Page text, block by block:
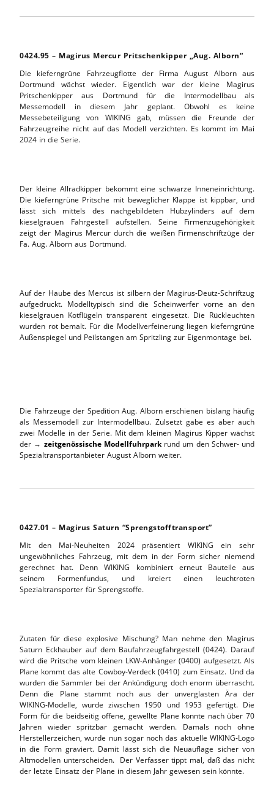
0424.95 – Magirus Mercur Pritschenkipper „Aug. Alborn“
Die kieferngrüne Fahrzeugflotte der Firma August Alborn aus
Dortmund wächst wieder. Eigentlich war der kleine Magirus
Pritschenkipper aus Dortmund für die Intermodellbau als
Messemodell in diesem Jahr geplant. Obwohl es keine
Messebeteiligung von WIKING gab, müssen die Freunde der
Fahrzeugreihe nicht auf das Modell verzichten. Es kommt im Mai
2024 in die Serie.
Der kleine Allradkipper bekommt eine schwarze Inneneinrichtung.
Die kieferngrüne Pritsche mit beweglicher Klappe ist kippbar, und
lässt sich mittels des nachgebildeten Hubzylinders auf dem
kieselgrauen Fahrgestell aufstellen. Seine Firmenzugehörigkeit
zeigt der Magirus Mercur durch die weißen Firmenschriftzüge der
Fa. Aug. Alborn aus Dortmund.
Auf der Haube des Mercus ist silbern der Magirus-Deutz-Schriftzug
aufgedruckt. Modelltypisch sind die Scheinwerfer vorne an den
kieselgrauen Kotflügeln transparent eingesetzt. Die Rückleuchten
wurden rot bemalt. Für die Modellverfeinerung liegen kieferngrüne
Außenspiegel und Peilstangen am Spritzling zur Eigenmontage bei.
Die Fahrzeuge der Spedition Aug. Alborn erschienen bislang häufig
als Messemodell zur Intermodellbau. Zulsetzt gabe es aber auch
zwei Modelle in der Serie. Mit dem kleinen Magirus Kipper wächst
der → zeitgenössische Modellfuhrparkrund um den Schwer- und
Spezialtransportanbieter August Alborn weiter.
0427.01 – Magirus Saturn “Sprengstofftransport”
Mit den Mai-Neuheiten 2024 präsentiert WIKING ein sehr
ungewöhnliches Fahrzeug, mit dem in der Form sicher niemend
gerechnet hat. Denn WIKING kombiniert erneut Bauteile aus
seinem Formenfundus, und kreiert einen leuchtroten
Spezialtransporter für Sprengstoffe.
Zutaten für diese explosive Mischung? Man nehme den Magirus
Saturn Eckhauber auf dem Baufahrzeugfahrgestell (0424). Darauf
wird die Pritsche vom kleinen LKW-Anhänger (0400) aufgesetzt. Als
Plane kommt das alte Cowboy-Verdeck (0410) zum Einsatz. Und da
wurden die Sammler bei der Ankündigung doch enorm überrascht.
Denn die Plane stammt noch aus der unverglasten Ära der
WIKING-Modelle, wurde ziwschen 1950 und 1953 gefertigt. Die
Form für die beidseitig offene, gewellte Plane konnte nach über 70
Jahren wieder spritzbar gemacht werden. Damals noch ohne
Herstellerzeichen, wurde nun sogar noch das aktuelle WIKING-Logo
in die Form graviert. Damit lässt sich die Neuauflage sicher von
Altmodellen unterscheiden. Der Verfasser tippt mal, daß das nicht
der letzte Einsatz der Plane in diesem Jahr gewesen sein könnte.